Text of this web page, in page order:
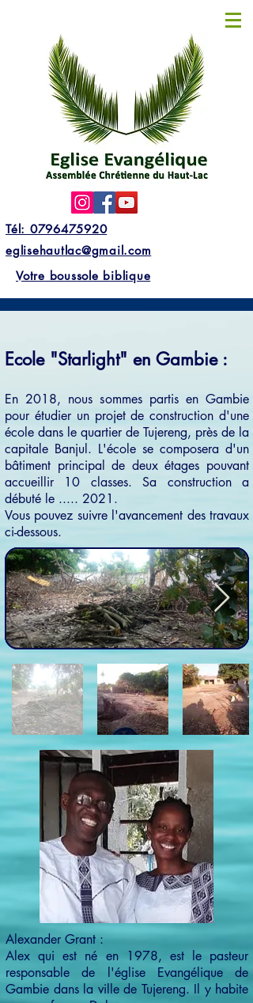
Tél: 0796475920
eglisehautlac@gmail.com
Votre boussole biblique
Ecole "Starlight" en Gambie :
En 2018, nous sommes partis en Gambie
pour étudier un projet de construction d'une
école dans le quartier de Tujereng, près de la
capitale Banjul. L'école se composera d'un
bâtiment principal de deux étages pouvant
accueillir 10 classes. Sa construction a
débuté le ..... 2021.
Vous pouvez suivre l'avancement des travaux
ci-dessous.
Alexander Grant :
Alex qui est né en 1978, est le pasteur
responsable de l'église Evangélique de
Gambie dans la ville de Tujereng. Il y habite